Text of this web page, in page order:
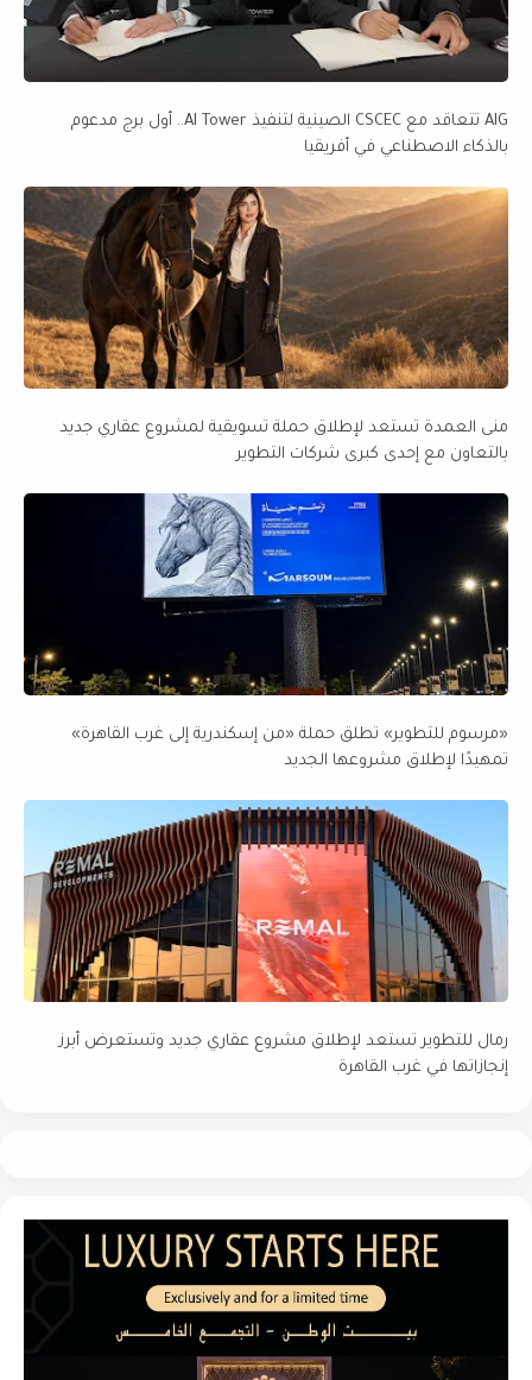
AIG تتعاقد مع CSCEC الصينية لتنفيذ AI Tower.. أول برج مدعوم
بالذكاء الاصطناعي في أفريقيا
منى العمدة تستعد لإطلاق حملة تسويقية لمشروع عقاري جديد
بالتعاون مع إحدى كبرى شركات التطوير
«مرسوم للتطوير» تطلق حملة «من إسكندرية إلى غرب القاهرة»
تمهيدًا لإطلاق مشروعها الجديد
رمال للتطوير تستعد لإطلاق مشروع عقاري جديد وتستعرض أبرز
إنجازاتها في غرب القاهرة